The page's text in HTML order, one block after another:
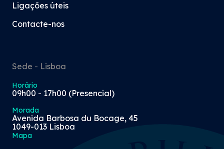
Ligações úteis
Contacte-nos
Sede - Lisboa
Horário
09h00 - 17h00 (Presencial)
Morada
Avenida Barbosa du Bocage, 45
1049-013 Lisboa
Mapa